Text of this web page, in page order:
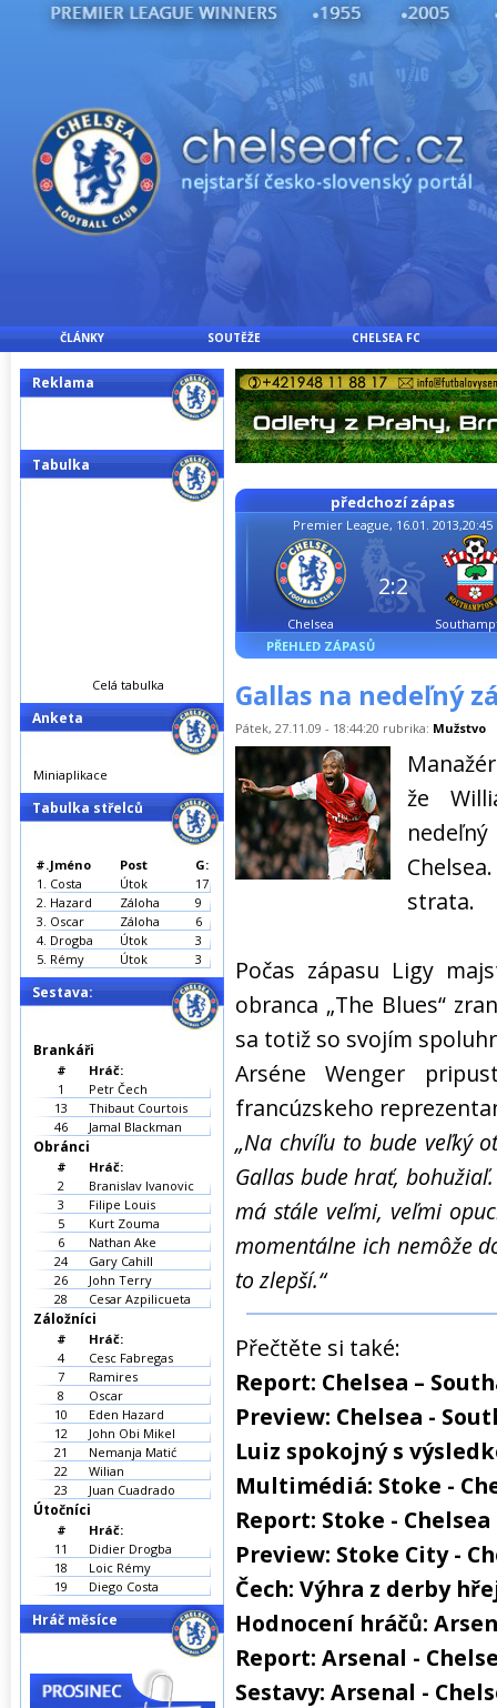
ČLÁNKY SOUTĚŽE CHELSEA FC
předchozí zápas
Premier League, 16.01. 2013,20:45
Chelsea
2:2
PŘEHLED ZÁPASŮ
Gallas na nedeľný
Pátek, 27.11.09 - 18:44:20 rubrika: Mužstvo
že
strata.
Počas zápasu Ligy
obranca „The Blues“
sa totiž so svojím
Arséne Wenger
francúzskeho
„Na chvíľu to bude veľký
Gallas bude hrať,
má stále veľmi, veľmi
momentálne ich nemôže
to zlepší.“
Přečtěte si také:
Report: Chelsea –
Preview: Chelsea -
Luiz spokojný s
Multimédiá: Stoke -
Report: Stoke - Chelsea
Preview: Stoke City -
Čech: Výhra z derby
Hodnocení hráčů:
Report: Arsenal -
Sestavy: Arsenal -
Reklama
Tabulka
Celá tabulka
Anketa
Miniaplikace
Tabulka střelců
#.Jméno Post
G:
1. Costa Útok
17
2. Hazard Záloha
9
3. Oscar Záloha
6
4. Drogba Útok
3
5. Rémy Útok 3
Sestava:
Brankáři
#
Hráč:
1
Petr Čech
13
Thibaut Courtois
46
Jamal Blackman
Obránci
#
Hráč:
2
Branislav Ivanovic
3
Filipe Louis
5
Kurt Zouma
6
Nathan Ake
24
Gary Cahill
26
John Terry
28
Cesar Azpilicueta
Záložníci
#
Hráč:
4
Cesc Fabregas
7
Ramires
8
Oscar
10
Eden Hazard
12
John Obi Mikel
21
Nemanja Matić
22
Wilian
23
Juan Cuadrado
Útočníci
#
Hráč:
11
Didier Drogba
18
Loic Rémy
19
Diego Costa
Hráč měsíce